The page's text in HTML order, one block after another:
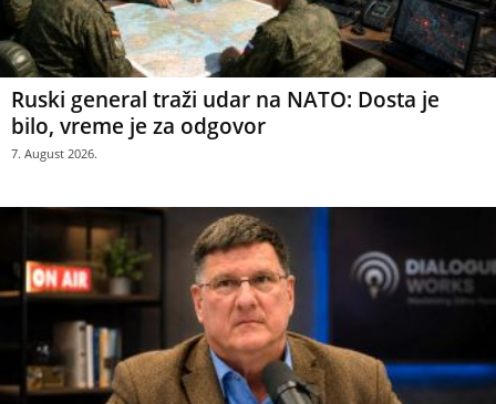
Ruski general traži udar na NATO: Dosta je
bilo, vreme je za odgovor
7. August 2026.